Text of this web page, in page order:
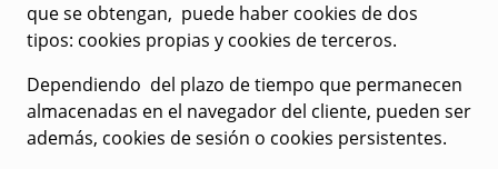
que se obtengan, puede haber cookies de dos
tipos: cookies propias y cookies de terceros.
Dependiendo del plazo de tiempo que permanecen
almacenadas en el navegador del cliente, pueden ser
además, cookies de sesión o cookies persistentes.